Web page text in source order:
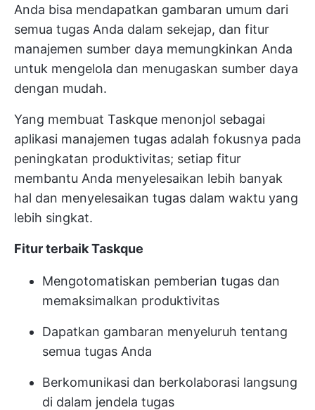
Anda bisa mendapatkan gambaran umum dari
semua tugas Anda dalam sekejap, dan fitur
manajemen sumber daya memungkinkan Anda
untuk mengelola dan menugaskan sumber daya
dengan mudah.
Yang membuat Taskque menonjol sebagai
aplikasi manajemen tugas adalah fokusnya pada
peningkatan produktivitas; setiap fitur
membantu Anda menyelesaikan lebih banyak
hal dan menyelesaikan tugas dalam waktu yang
lebih singkat.
Fitur terbaik Taskque
Mengotomatiskan pemberian tugas dan
memaksimalkan produktivitas
Dapatkan gambaran menyeluruh tentang
semua tugas Anda
Berkomunikasi dan berkolaborasi langsung
di dalam jendela tugas